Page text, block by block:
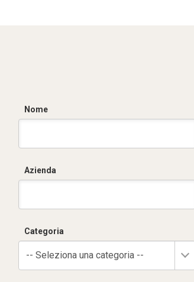
Nome
Azienda
Categoria
-- Seleziona una categoria --